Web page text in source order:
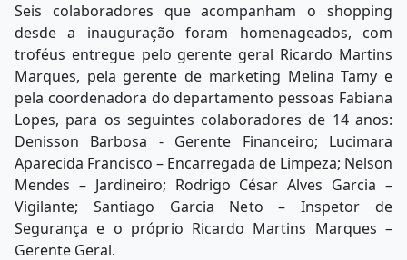
Seis colaboradores que acompanham o shopping
desde a inauguração foram homenageados, com
troféus entregue pelo gerente geral Ricardo Martins
Marques, pela gerente de marketing Melina Tamy e
pela coordenadora do departamento pessoas Fabiana
Lopes, para os seguintes colaboradores de 14 anos:
Denisson Barbosa - Gerente Financeiro; Lucimara
Aparecida Francisco – Encarregada de Limpeza; Nelson
Mendes – Jardineiro; Rodrigo César Alves Garcia –
Vigilante; Santiago Garcia Neto – Inspetor de
Segurança e o próprio Ricardo Martins Marques –
Gerente Geral.